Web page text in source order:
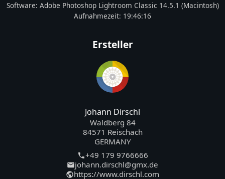
Software: Adobe Photoshop Lightroom Classic 14.5.1 (Macintosh)
Aufnahmezeit: 19:46:16
Ersteller
Johann Dirschl
Waldberg 84
84571 Reischach
GERMANY
+49 179 9766666
johann.dirschl@gmx.de
https://www.dirschl.com